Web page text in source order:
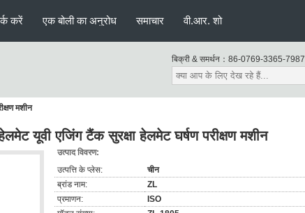
करें एक बोली का अनुरोध समाचार वी.आर. शो
बिक्री & समर्थन： 86-0769-3365-7987
मशीन
यूवी एजिंग टैंक सुरक्षा हेलमेट घर्षण परीक्षण मशीन
उत्पाद विवरण:
उत्पत्ति के प्लेस:
चीन
ब्रांड नाम:
ZL
प्रमाणन:
ISO